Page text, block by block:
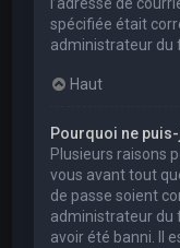
spécifiée était
administrateur du
Haut
Pourquoi ne
Plusieurs raisons
vous avant tout
de passe soient
administrateur du
avoir été banni. Il